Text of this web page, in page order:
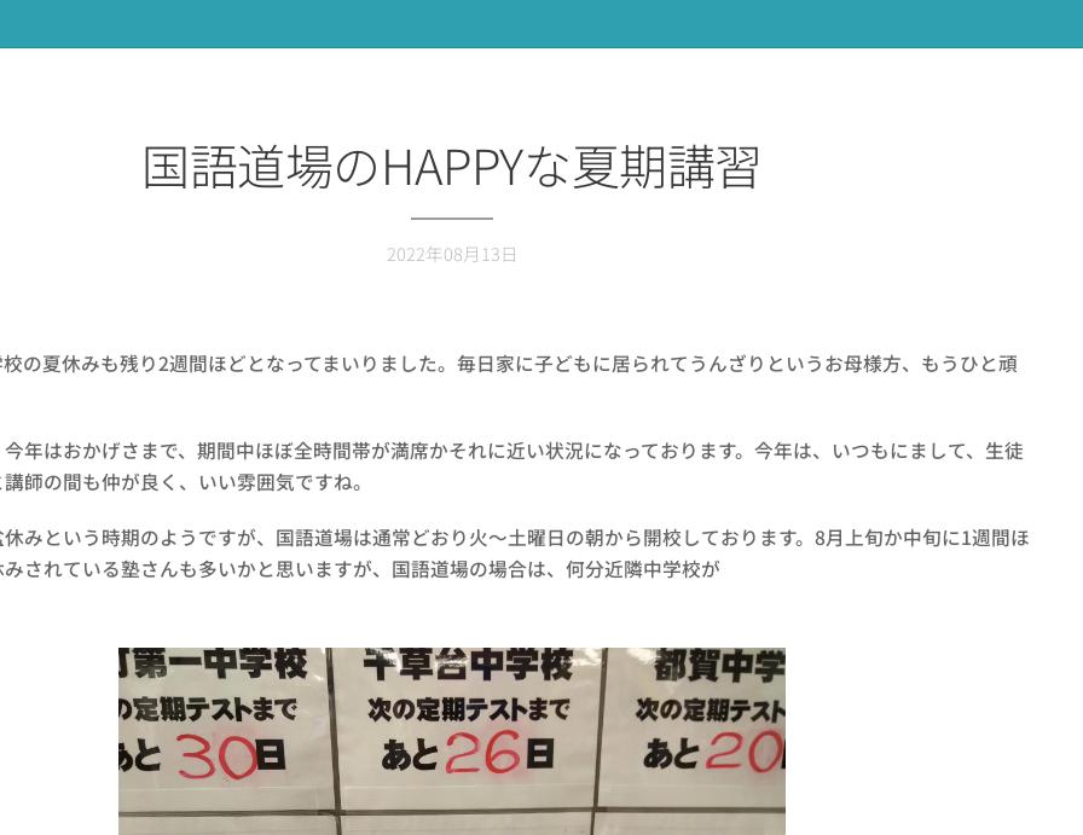
国語道場のHAPPYな夏期講習
2022年08月13日
の夏休みも残り2週間ほどとなってまいりました。毎日家に子どもに居られてうんざりというお母様方、もうひと頑
年はおかげさまで、期間中ほぼ全時間帯が満席かそれに近い状況になっております。今年は、いつもにまして、生徒
師の間も仲が良く、いい雰囲気ですね。
みという時期のようですが、国語道場は通常どおり火～土曜日の朝から開校しております。8月上旬か中旬に1週間ほ
されている塾さんも多いかと思いますが、国語道場の場合は、何分近隣中学校が